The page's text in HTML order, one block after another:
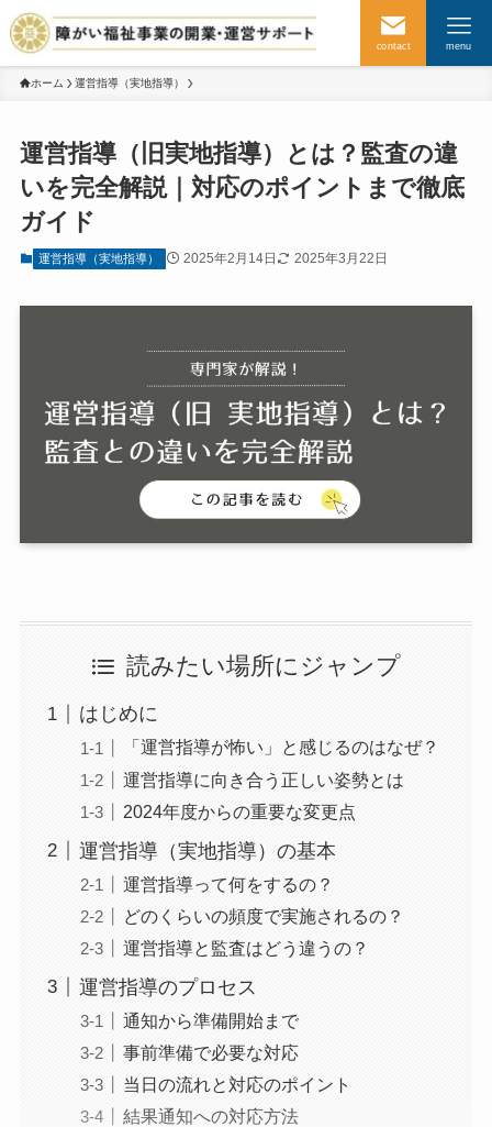
contact menu
ホーム 運営指導（実地指導）
運営指導（旧実地指導）とは？監査の違
いを完全解説｜対応のポイントまで徹底
ガイド
運営指導（実地指導） 2025年2月14日 2025年3月22日
読みたい場所にジャンプ
はじめに
「運営指導が怖い」と感じるのはなぜ？
運営指導に向き合う正しい姿勢とは
2024年度からの重要な変更点
運営指導（実地指導）の基本
運営指導って何をするの？
どのくらいの頻度で実施されるの？
運営指導と監査はどう違うの？
運営指導のプロセス
通知から準備開始まで
事前準備で必要な対応
当日の流れと対応のポイント
結果通知への対応方法